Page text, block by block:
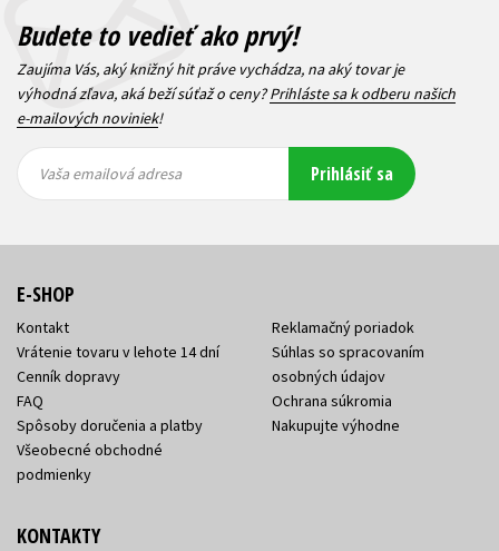
Budete to vedieť ako prvý!
Zaujíma Vás, aký knižný hit práve vychádza, na aký tovar je
výhodná zľava, aká beží súťaž o ceny?Prihláste sa k odberu našich
e-mailových noviniek!
emailová
emailová
Vaša emailová adresa Prihlásiť sa
E-SHOP
Kontakt
Vrátenie tovaru v lehote 14 dní
Cenník dopravy
FAQ
Spôsoby doručenia a platby
Všeobecné obchodné
podmienky
Reklamačný poriadok
Súhlas so spracovaním
osobných údajov
Ochrana súkromia
Nakupujte výhodne
KONTAKTY